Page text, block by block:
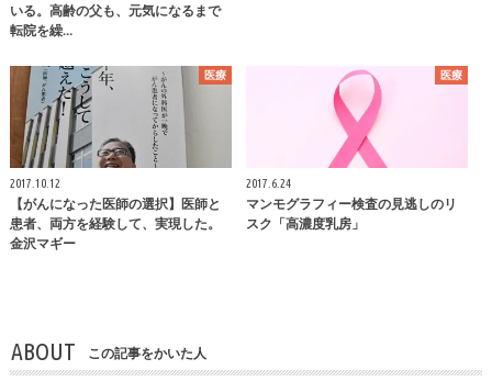
いる。高齢の父も、元気になるまで
転院を繰…
医療
2017.10.12
【がんになった医師の選択】医師と
患者、両方を経験して、実現した。
金沢マギー
医療
2017.6.24
マンモグラフィー検査の見逃しのリ
スク「高濃度乳房」
ABOUT この記事をかいた人